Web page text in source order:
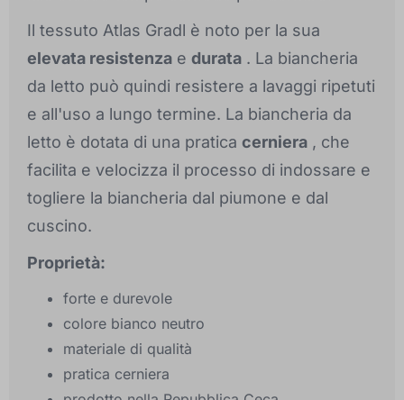
Il tessuto Atlas Gradl è noto per la sua
elevata resistenza e durata . La biancheria
da letto può quindi resistere a lavaggi ripetuti
e all'uso a lungo termine. La biancheria da
letto è dotata di una pratica cerniera , che
facilita e velocizza il processo di indossare e
togliere la biancheria dal piumone e dal
cuscino.
Proprietà:
forte e durevole
colore bianco neutro
materiale di qualità
pratica cerniera